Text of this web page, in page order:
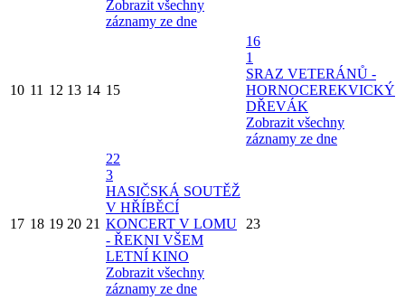
Zobrazit všechny
záznamy ze dne
10 11 12 13 14 15
16
1
SRAZ VETERÁNŮ -
HORNOCEREKVICKÝ
DŘEVÁK
Zobrazit všechny
záznamy ze dne
17 18 19 20 21
22
3
HASIČSKÁ SOUTĚŽ
V HŘÍBĚCÍ
KONCERT V LOMU
- ŘEKNI VŠEM
LETNÍ KINO
Zobrazit všechny
záznamy ze dne
23